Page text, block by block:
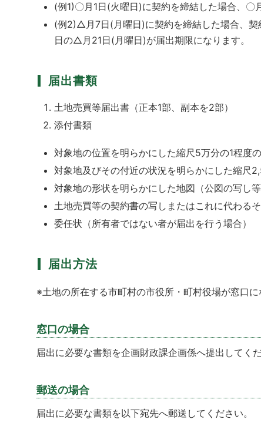
(例1)〇月1日(火曜日)に契約を締結した場合、〇
(例2)△月7日(月曜日)に契約を締結した場合、
日の△月21日(月曜日)が届出期限になります。
届出書類
土地売買等届出書（正本1部、副本を2部）
添付書類
対象地の位置を明らかにした縮尺5万分の1程度
対象地及びその付近の状況を明らかにした縮尺
対象地の形状を明らかにした地図（公図の写し等
土地売買等の契約書の写しまたはこれに代わる
委任状（所有者ではない者が届出を行う場合）
届出方法
※土地の所在する市町村の市役所・町村役場が窓口に
窓口の場合
届出に必要な書類を企画財政課企画係へ提出してくだ
郵送の場合
届出に必要な書類を以下宛先へ郵送してください。